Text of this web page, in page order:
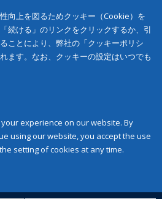
向上を図るためクッキー（Cookie）を
続ける」のリンクをクリックするか、引
ことにより、弊社の「クッキーポリシ
ます。なお、クッキーの設定はいつでも
experience on our website. By
using our website, you accept the use
setting of cookies at any time.